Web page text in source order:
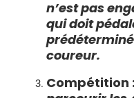
n’est pas
qui doit
coureur.
Compétition :